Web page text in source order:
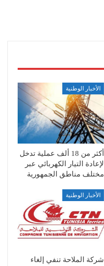
الأخبار الوطنية
أكثر من 18 ألف عملية تدخل
لإعادة التيار الكهربائي عبر
مختلف مناطق الجمهورية
الأخبار الوطنية
شركة الملاحة تنفي إلغاء